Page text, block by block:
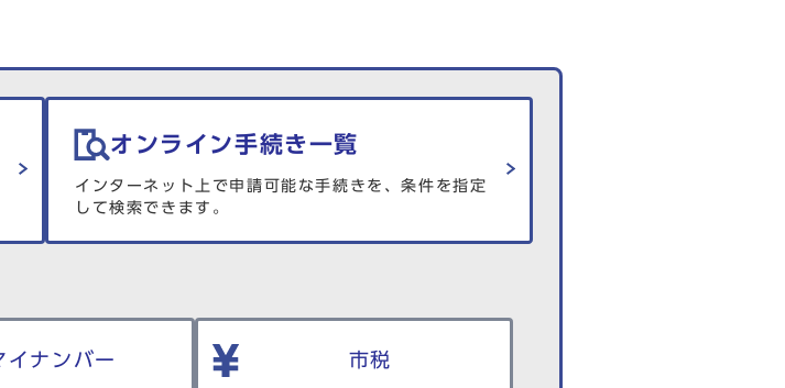
オンライン手続き一覧
インターネット上で申請可能な手続きを、条件を指定
して検索できます。
イナンバー 市税